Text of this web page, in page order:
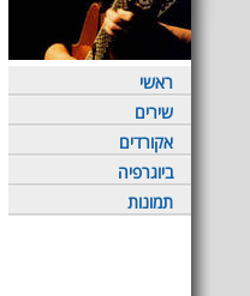
ראשי
שירים
אקורדים
ביוגרפיה
תמונות